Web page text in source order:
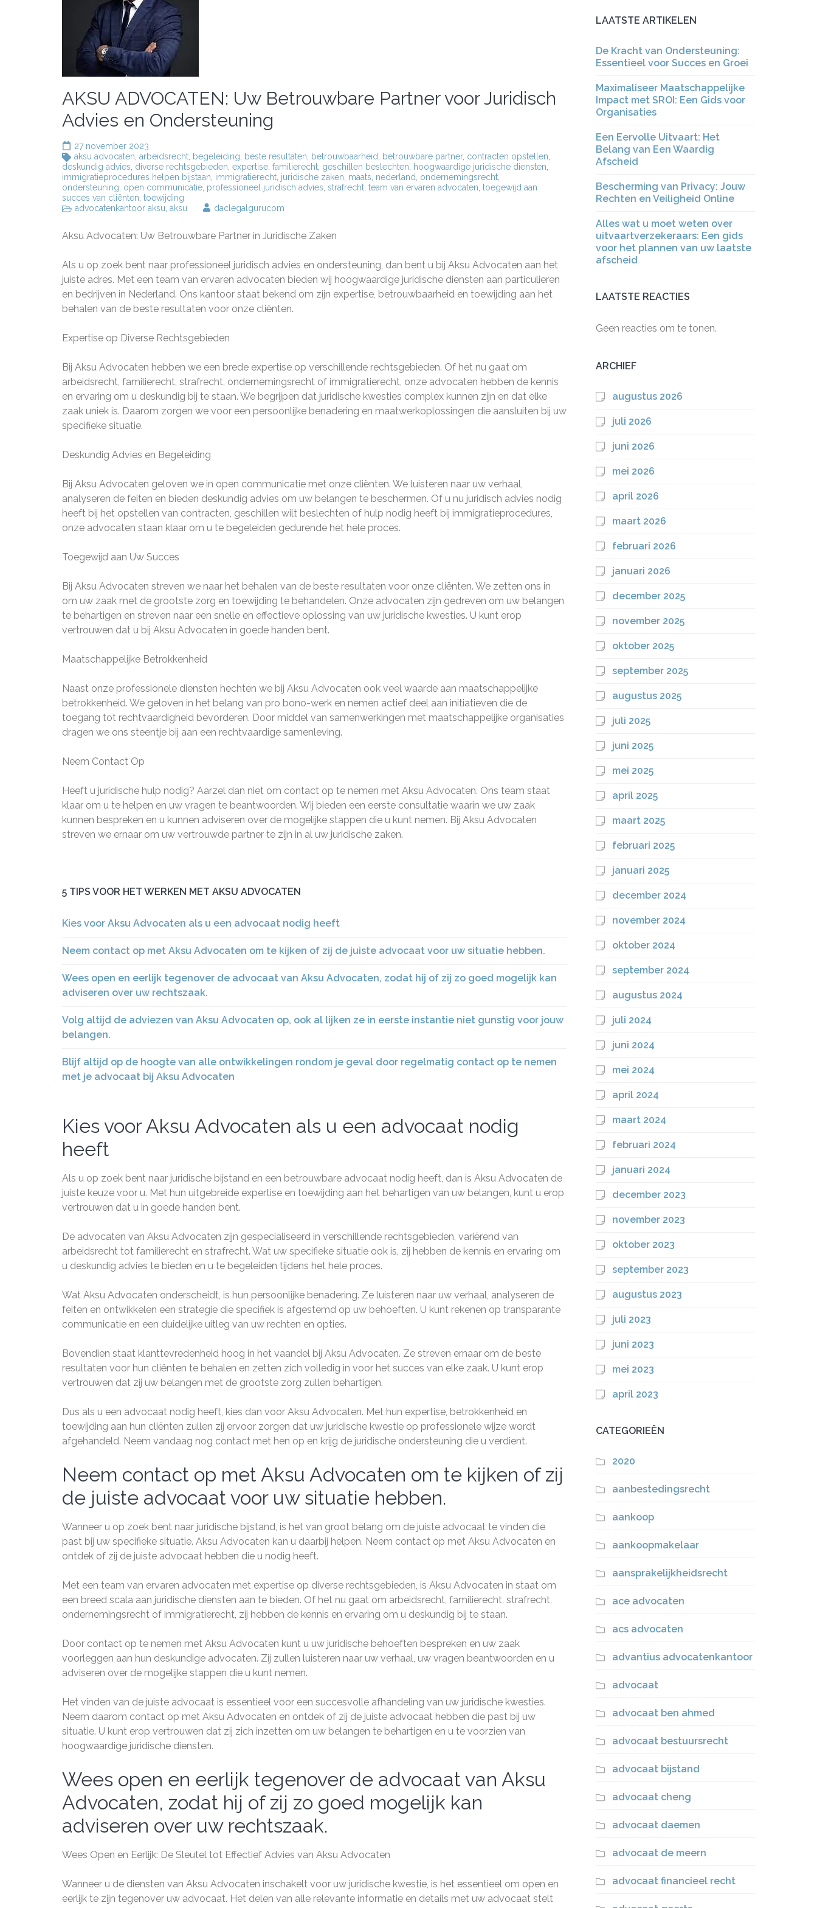
AKSU ADVOCATEN: Uw Betrouwbare Partner voor Juridisch
Advies en Ondersteuning
27 november 2023
aksu advocaten arbeidsrecht begeleiding beste resultaten betrouwbaarheid betrouwbare partner, contracten opstellen
deskundig advies diverse rechtsgebieden expertise familierecht geschillen beslechten hoogwaardige juridische diensten
immigratieprocedures helpen bijstaan immigratierecht juridische zaken maats nederland ondernemingsrecht
ondersteuning open communicatie professioneel juridisch advies strafrecht team van ervaren advocaten toegewijd aan
succes van cliënten toewijding
advocatenkantoor aksu aksu daclegalgurucom
Aksu Advocaten: Uw Betrouwbare Partner in Juridische Zaken
Als u op zoek bent naar professioneel juridisch advies en ondersteuning, dan bent u bij Aksu Advocaten aan het
juiste adres. Met een team van ervaren advocaten bieden wij hoogwaardige juridische diensten aan particulieren
en bedrijven in Nederland. Ons kantoor staat bekend om zijn expertise, betrouwbaarheid en toewijding aan het
behalen van de beste resultaten voor onze cliënten.
Expertise op Diverse Rechtsgebieden
Bij Aksu Advocaten hebben we een brede expertise op verschillende rechtsgebieden. Of het nu gaat om
arbeidsrecht, familierecht, strafrecht, ondernemingsrecht of immigratierecht, onze advocaten hebben de kennis
en ervaring om u deskundig bij te staan. We begrijpen dat juridische kwesties complex kunnen zijn en dat elke
zaak uniek is. Daarom zorgen we voor een persoonlijke benadering en maatwerkoplossingen die aansluiten bij uw
specifieke situatie.
Deskundig Advies en Begeleiding
Bij Aksu Advocaten geloven we in open communicatie met onze cliënten. We luisteren naar uw verhaal,
analyseren de feiten en bieden deskundig advies om uw belangen te beschermen. Of u nu juridisch advies nodig
heeft bij het opstellen van contracten, geschillen wilt beslechten of hulp nodig heeft bij immigratieprocedures,
onze advocaten staan klaar om u te begeleiden gedurende het hele proces.
Toegewijd aan Uw Succes
Bij Aksu Advocaten streven we naar het behalen van de beste resultaten voor onze cliënten. We zetten ons in
om uw zaak met de grootste zorg en toewijding te behandelen. Onze advocaten zijn gedreven om uw belangen
te behartigen en streven naar een snelle en effectieve oplossing van uw juridische kwesties. U kunt erop
vertrouwen dat u bij Aksu Advocaten in goede handen bent.
Maatschappelijke Betrokkenheid
Naast onze professionele diensten hechten we bij Aksu Advocaten ook veel waarde aan maatschappelijke
betrokkenheid. We geloven in het belang van pro bono-werk en nemen actief deel aan initiatieven die de
toegang tot rechtvaardigheid bevorderen. Door middel van samenwerkingen met maatschappelijke organisaties
dragen we ons steentje bij aan een rechtvaardige samenleving.
Neem Contact Op
Heeft u juridische hulp nodig? Aarzel dan niet om contact op te nemen met Aksu Advocaten. Ons team staat
klaar om u te helpen en uw vragen te beantwoorden. Wij bieden een eerste consultatie waarin we uw zaak
kunnen bespreken en u kunnen adviseren over de mogelijke stappen die u kunt nemen. Bij Aksu Advocaten
streven we ernaar om uw vertrouwde partner te zijn in al uw juridische zaken.
5 TIPS VOOR HET WERKEN MET AKSU ADVOCATEN
Kies voor Aksu Advocaten als u een advocaat nodig heeft
Neem contact op met Aksu Advocaten om te kijken of zij de juiste advocaat voor uw situatie hebben.
Wees open en eerlijk tegenover de advocaat van Aksu Advocaten, zodat hij of zij zo goed mogelijk kan
adviseren over uw rechtszaak.
Volg altijd de adviezen van Aksu Advocaten op, ook al lijken ze in eerste instantie niet gunstig voor jouw
belangen.
Blijf altijd op de hoogte van alle ontwikkelingen rondom je geval door regelmatig contact op te nemen
met je advocaat bij Aksu Advocaten
Kies voor Aksu Advocaten als u een advocaat nodig
heeft
Als u op zoek bent naar juridische bijstand en een betrouwbare advocaat nodig heeft, dan is Aksu Advocaten de
juiste keuze voor u. Met hun uitgebreide expertise en toewijding aan het behartigen van uw belangen, kunt u erop
vertrouwen dat u in goede handen bent.
De advocaten van Aksu Advocaten zijn gespecialiseerd in verschillende rechtsgebieden, variërend van
arbeidsrecht tot familierecht en strafrecht. Wat uw specifieke situatie ook is, zij hebben de kennis en ervaring om
u deskundig advies te bieden en u te begeleiden tijdens het hele proces.
Wat Aksu Advocaten onderscheidt, is hun persoonlijke benadering. Ze luisteren naar uw verhaal, analyseren de
feiten en ontwikkelen een strategie die specifiek is afgestemd op uw behoeften. U kunt rekenen op transparante
communicatie en een duidelijke uitleg van uw rechten en opties.
Bovendien staat klanttevredenheid hoog in het vaandel bij Aksu Advocaten. Ze streven ernaar om de beste
resultaten voor hun cliënten te behalen en zetten zich volledig in voor het succes van elke zaak. U kunt erop
vertrouwen dat zij uw belangen met de grootste zorg zullen behartigen.
Dus als u een advocaat nodig heeft, kies dan voor Aksu Advocaten. Met hun expertise, betrokkenheid en
toewijding aan hun cliënten zullen zij ervoor zorgen dat uw juridische kwestie op professionele wijze wordt
afgehandeld. Neem vandaag nog contact met hen op en krijg de juridische ondersteuning die u verdient.
Neem contact op met Aksu Advocaten om te kijken of zij
de juiste advocaat voor uw situatie hebben.
Wanneer u op zoek bent naar juridische bijstand, is het van groot belang om de juiste advocaat te vinden die
past bij uw specifieke situatie. Aksu Advocaten kan u daarbij helpen. Neem contact op met Aksu Advocaten en
ontdek of zij de juiste advocaat hebben die u nodig heeft.
Met een team van ervaren advocaten met expertise op diverse rechtsgebieden, is Aksu Advocaten in staat om
een breed scala aan juridische diensten aan te bieden. Of het nu gaat om arbeidsrecht, familierecht, strafrecht,
ondernemingsrecht of immigratierecht, zij hebben de kennis en ervaring om u deskundig bij te staan.
Door contact op te nemen met Aksu Advocaten kunt u uw juridische behoeften bespreken en uw zaak
voorleggen aan hun deskundige advocaten. Zij zullen luisteren naar uw verhaal, uw vragen beantwoorden en u
adviseren over de mogelijke stappen die u kunt nemen.
Het vinden van de juiste advocaat is essentieel voor een succesvolle afhandeling van uw juridische kwesties.
Neem daarom contact op met Aksu Advocaten en ontdek of zij de juiste advocaat hebben die past bij uw
situatie. U kunt erop vertrouwen dat zij zich inzetten om uw belangen te behartigen en u te voorzien van
hoogwaardige juridische diensten.
Wees open en eerlijk tegenover de advocaat van Aksu
Advocaten, zodat hij of zij zo goed mogelijk kan
adviseren over uw rechtszaak.
Wees Open en Eerlijk: De Sleutel tot Effectief Advies van Aksu Advocaten
Wanneer u de diensten van Aksu Advocaten inschakelt voor uw juridische kwestie, is het essentieel om open en
eerlijk te zijn tegenover uw advocaat. Het delen van alle relevante informatie en details met uw advocaat stelt
LAATSTE ARTIKELEN
De Kracht van Ondersteuning:
Essentieel voor Succes en Groei
Maximaliseer Maatschappelijke
Impact met SROI: Een Gids voor
Organisaties
Een Eervolle Uitvaart: Het
Belang van Een Waardig
Afscheid
Bescherming van Privacy: Jouw
Rechten en Veiligheid Online
Alles wat u moet weten over
uitvaartverzekeraars: Een gids
voor het plannen van uw laatste
afscheid
LAATSTE REACTIES
Geen reacties om te tonen.
ARCHIEF
augustus 2026
juli 2026
juni 2026
mei 2026
april 2026
maart 2026
februari 2026
januari 2026
december 2025
november 2025
oktober 2025
september 2025
augustus 2025
juli 2025
juni 2025
mei 2025
april 2025
maart 2025
februari 2025
januari 2025
december 2024
november 2024
oktober 2024
september 2024
augustus 2024
juli 2024
juni 2024
mei 2024
april 2024
maart 2024
februari 2024
januari 2024
december 2023
november 2023
oktober 2023
september 2023
augustus 2023
juli 2023
juni 2023
mei 2023
april 2023
CATEGORIEËN
2020
aanbestedingsrecht
aankoop
aankoopmakelaar
aansprakelijkheidsrecht
ace advocaten
acs advocaten
advantius advocatenkantoor
advocaat
advocaat ben ahmed
advocaat bestuursrecht
advocaat bijstand
advocaat cheng
advocaat daemen
advocaat de meern
advocaat financieel recht